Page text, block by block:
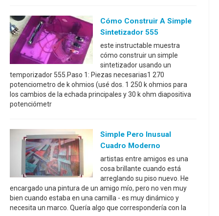
Cómo Construir A Simple
Sintetizador 555
este instructable muestra
cómo construir un simple
sintetizador usando un
temporizador 555.Paso 1: Piezas necesarias1 270
potenciometro de k ohmios (usé dos. 1 250 k ohmios para
los cambios de la echada principales y 30 k ohm diapositiva
potenciómetr
Simple Pero Inusual
Cuadro Moderno
artistas entre amigos es una
cosa brillante cuando está
arreglando su piso nuevo. He
encargado una pintura de un amigo mío, pero no ven muy
bien cuando estaba en una camilla - es muy dinámico y
necesita un marco. Quería algo que correspondería con la